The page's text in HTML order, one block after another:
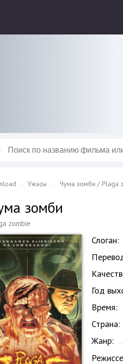
Ужасы Чума зомби / Plaga
зомби
zombie
Слоган:
Год
Время:
Страна:
Жанр: